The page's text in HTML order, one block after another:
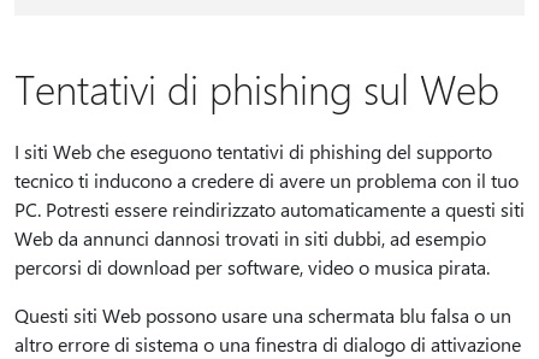
Tentativi di phishing sul Web
I siti Web che eseguono tentativi di phishing del supporto
tecnico ti inducono a credere di avere un problema con il tuo
PC. Potresti essere reindirizzato automaticamente a questi siti
Web da annunci dannosi trovati in siti dubbi, ad esempio
percorsi di download per software, video o musica pirata.
Questi siti Web possono usare una schermata blu falsa o un
altro errore di sistema o una finestra di dialogo di attivazione